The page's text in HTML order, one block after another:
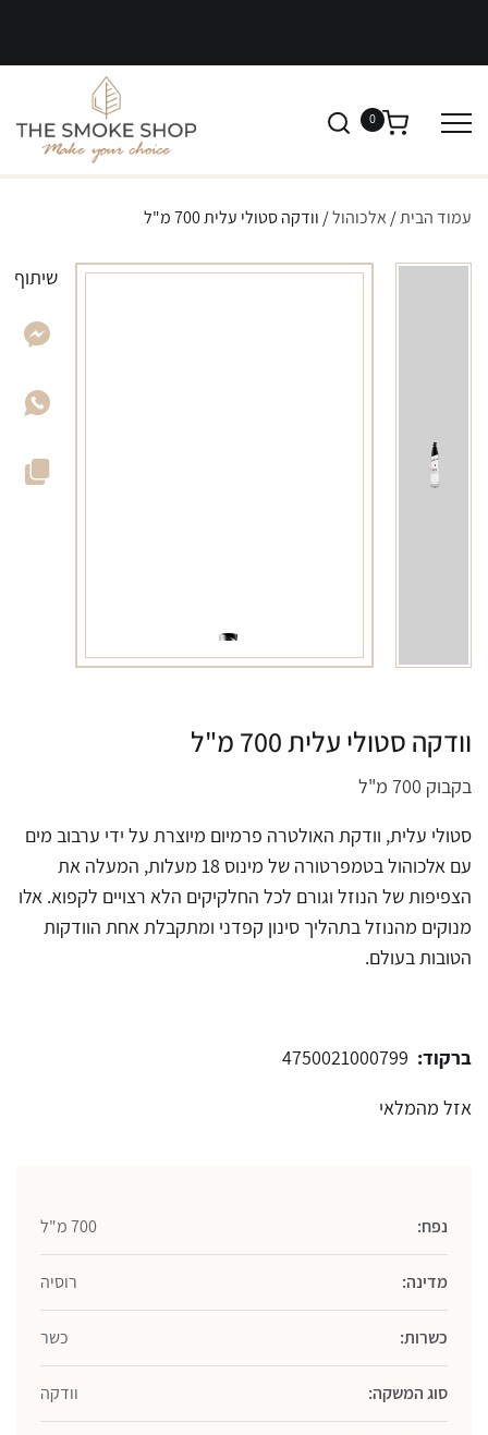
0
עמוד הבית/ אלכוהול/ וודקה סטולי עלית 700 מ"ל
וודקה סטולי עלית 700 מ"ל
בקבוק 700 מ"ל
סטולי עלית, וודקת האולטרה פרמיום מיוצרת על ידי ערבוב מים
עם אלכוהול בטמפרטורה של מינוס 18 מעלות, המעלה את
הצפיפות של הנוזל וגורם לכל החלקיקים הלא רצויים לקפוא. אלו
מנוקים מהנוזל בתהליך סינון קפדני ומתקבלת אחת הוודקות
הטובות בעולם.
ברקוד:
אזל מהמלאי
נפח: 700 מ"ל
מדינה: רוסיה
כשרות: כשר
סוג המשקה: וודקה
שיתוף